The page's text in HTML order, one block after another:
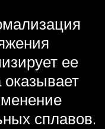
ее
оказывает
сплавов.